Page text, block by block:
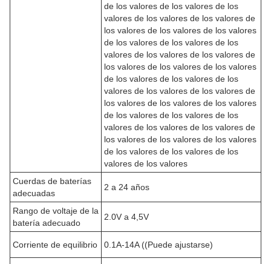
de los valores de los valores de los
valores de los valores de los valores de
los valores de los valores de los valores
de los valores de los valores de los
valores de los valores de los valores de
los valores de los valores de los valores
de los valores de los valores de los
valores de los valores de los valores de
los valores de los valores de los valores
de los valores de los valores de los
valores de los valores de los valores de
los valores de los valores de los valores
de los valores de los valores de los
valores de los valores
Cuerdas de baterías
adecuadas
2 a 24 años
Rango de voltaje de la
batería adecuado
2.0V a 4,5V
Corriente de equilibrio 0.1A-14A ((Puede ajustarse)